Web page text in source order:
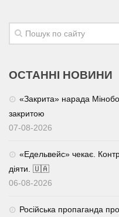
ОСТАННІ НОВИНИ
«Закрита» нарада
закритою
07-08-2026
«Едельвейс» чекає.
діяти. 🇺🇦
06-08-2026
Російська пропаганда